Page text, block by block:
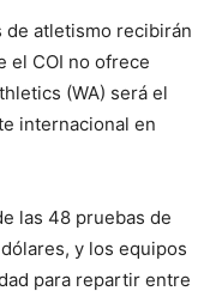
de atletismo recibirán
el COI no ofrece
(WA) será el
internacional en
las 48 pruebas de
y los equipos
para repartir entre